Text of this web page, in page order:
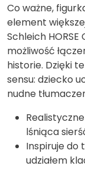
Co ważne,
element
Schleich HORSE
możliwość
historie. Dzięki
sensu: dziecko
nudne
lśniąca
Inspiruje do
udziałem